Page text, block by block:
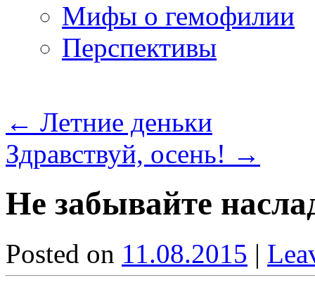
Мифы о гемофилии
Перспективы
← Летние деньки
Здравствуй, осень! →
Не забывайте
Posted on 11.08.2015 |